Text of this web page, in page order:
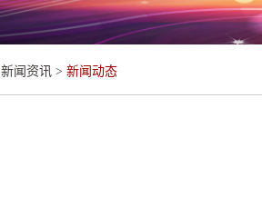
新闻资讯 > 新闻动态